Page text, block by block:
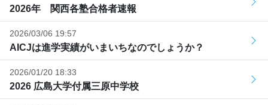
2026年 関西各塾合格者速報
2026/03/06 19:57
AICJは進学実績がいまいちなのでしょうか？
2026/01/20 18:33
2026 広島大学付属三原中学校